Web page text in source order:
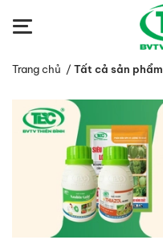
Trang chủ / Tất cả sản phẩm